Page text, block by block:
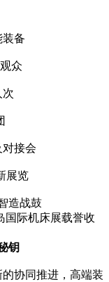
备
众
接会
展览
造战鼓
钥
协同推进，高端装